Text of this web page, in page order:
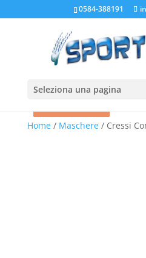
0584-388191
Seleziona una pagina
Home/ Maschere/ Cressi